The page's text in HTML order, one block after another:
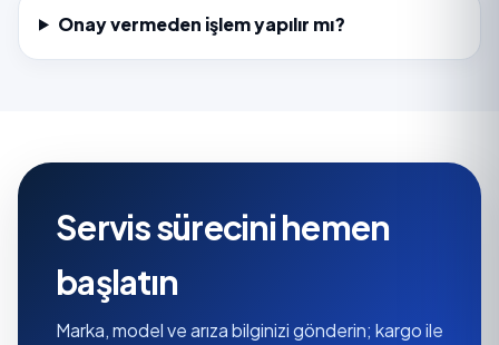
Onay vermeden işlem yapılır mı?
Servis sürecini hemen
başlatın
Marka, model ve arıza bilginizi gönderin; kargo ile